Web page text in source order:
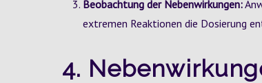
Beobachtung der Nebenwirkungen:
extremen Reaktionen die Dosierung
4.